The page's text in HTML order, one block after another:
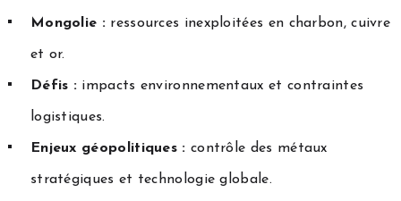
Mongolie : ressources inexploitées en charbon, cuivre
et or.
Défis : impacts environnementaux et contraintes
logistiques.
Enjeux géopolitiques : contrôle des métaux
stratégiques et technologie globale.